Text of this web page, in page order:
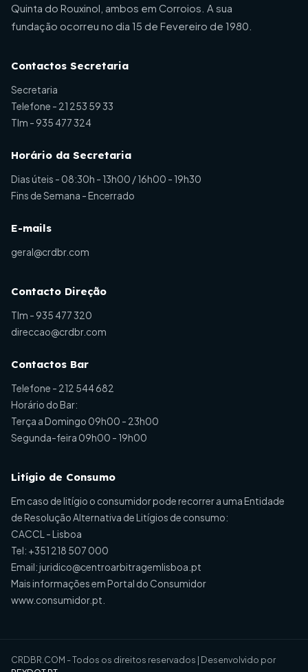
Quinta do Rouxinol, ambos em Corroios. A sua
fundação ocorreu no dia 15 de Fevereiro de 1980.
Contactos Secretaria
Secretaria
Telefone - 21 253 59 33
Tlm - 935 477 324
Horário da Secretaria
Dias úteis - 08:30h - 13h00 / 16h00 - 19h30
Fins de Semana - Encerrado
E-mails
geral@crdbr.com
Contacto Direção
Tlm - 935 477 320
direccao@crdbr.com
Contactos Bar
Telefone - 212 544 682
Horário do Bar:
Terça a Domingo 09h00 - 23h00
Segunda-feira 09h00 - 19h00
Litígio de Consumo
Em caso de litígio o consumidor pode recorrer a uma Entidade
de Resolução Alternativa de Litígios de consumo:
CACCL - Lisboa
Tel: +351 218 507 000
Email:juridico@centroarbitragemlisboa.pt
Mais informações em Portal do Consumidor
www.consumidor.pt
CRDBR.COM - Todos os direitos reservados | Desenvolvido por